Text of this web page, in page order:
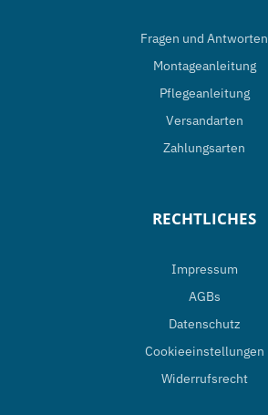
Fragen und Antworten
Montageanleitung
Pflegeanleitung
Versandarten
Zahlungsarten
RECHTLICHES
Impressum
AGBs
Datenschutz
Cookieeinstellungen
Widerrufsrecht